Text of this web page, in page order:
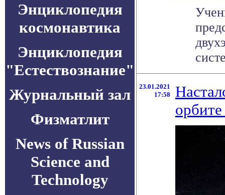
Энциклопедия
космонавтика
Энциклопедия
"Естествознание"
Журнальный зал
Физматлит
News of Russian
Science and
Technology
23.01.2021
17:58